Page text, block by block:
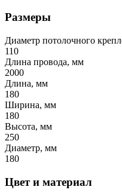
Размеры
Диаметр потолочного
110
Длина провода, мм
2000
Длина, мм
180
Ширина, мм
180
Высота, мм
250
Диаметр, мм
180
Цвет и материал